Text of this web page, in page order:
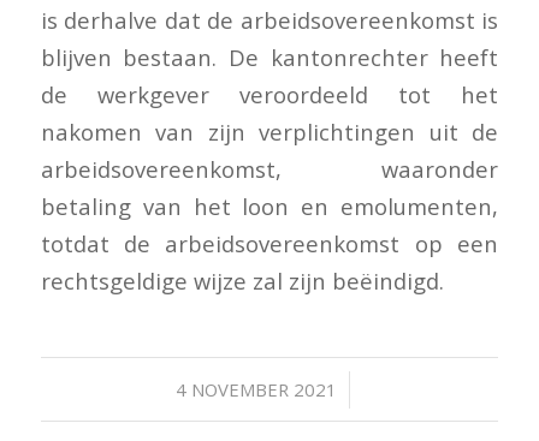
is derhalve dat de arbeidsovereenkomst is
blijven bestaan. De kantonrechter heeft
de werkgever veroordeeld tot het
nakomen van zijn verplichtingen uit de
arbeidsovereenkomst, waaronder
betaling van het loon en emolumenten,
totdat de arbeidsovereenkomst op een
rechtsgeldige wijze zal zijn beëindigd.
4 NOVEMBER 2021
/